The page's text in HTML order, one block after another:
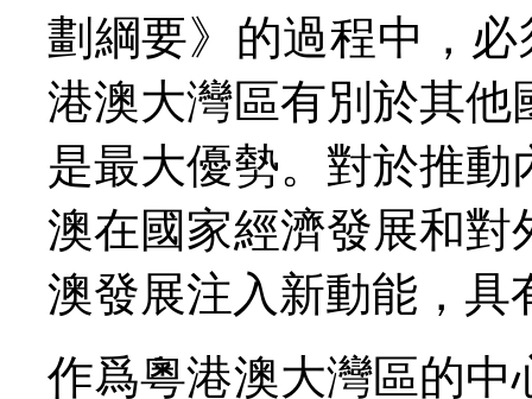
劃綱要》的過程中，必
港澳大灣區有別於其
是最大優勢。對於推
澳在國家經濟發展和
澳發展注入新動能，具
作爲粵港澳大灣區的